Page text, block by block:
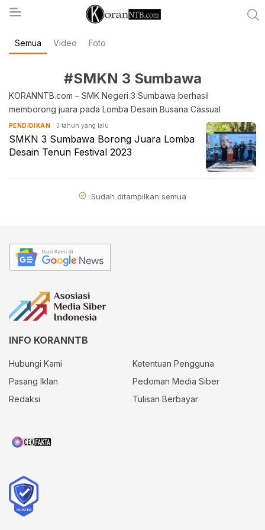
koranntb.com
Semua Video Foto
#SMKN 3 Sumbawa
KORANNTB.com – SMK Negeri 3 Sumbawa berhasil
memborong juara pada Lomba Desain Busana Cassual
PENDIDIKAN 3 tahun yang lalu
SMKN 3 Sumbawa Borong Juara Lomba
Desain Tenun Festival 2023
Sudah ditampilkan semua
INFO KORANNTB
Hubungi Kami
Ketentuan Pengguna
Pasang Iklan
Pedoman Media Siber
Redaksi
Tulisan Berbayar